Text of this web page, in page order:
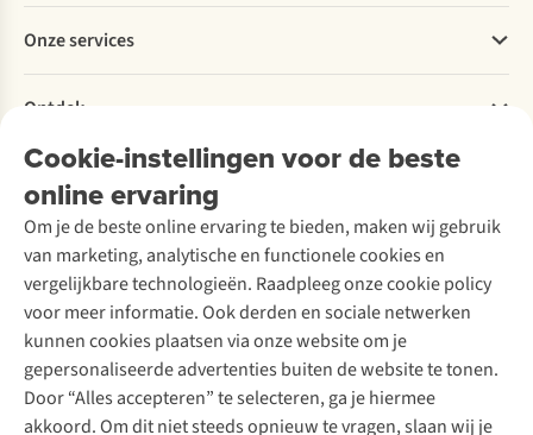
Cookie-instellingen voor de beste
online ervaring
Om je de beste online ervaring te bieden, maken wij gebruik
van marketing, analytische en functionele cookies en
vergelijkbare technologieën. Raadpleeg onze cookie policy
voor meer informatie. Ook derden en sociale netwerken
kunnen cookies plaatsen via onze website om je
gepersonaliseerde advertenties buiten de website te tonen.
Door “Alles accepteren” te selecteren, ga je hiermee
akkoord. Om dit niet steeds opnieuw te vragen, slaan wij je
Betalen
Levering
Retourneren
Bestelling herroepen
Garantie
Contact
Explore More
Verantwoord ondernemen
Over Ayacucho
Onze winkels
Over A.S.Adventure
Toegankelijkheidsverklaring
Onze services
Ski-onderhoud
Wasservice
Schoenonderhoud
Schoenherstelling
Kledingherstelling
Retouches
Voor bedrijven
Ontdek
A.S.Magazine
Podcast
Explore Academy
Explore Camp
Gear Check
Inspiratie & advies
Meld je aan voor de nieuwsbrief
Follow us